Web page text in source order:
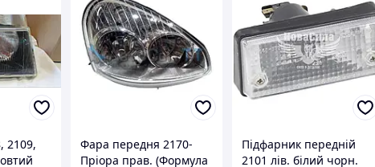
2109,
Фара передня 2170-
Пріора прав. (Формула
Підфарник передній
2101 лів. білий чорн.